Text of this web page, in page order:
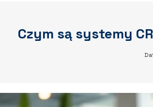
Czym są systemy